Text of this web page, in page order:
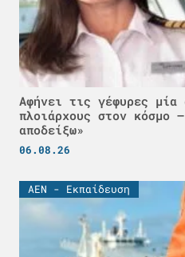
Αφήνει τις γέφυρες μία
πλοιάρχους στον κόσμο
αποδείξω»
06.08.26
ΑΕΝ - Εκπαίδευση